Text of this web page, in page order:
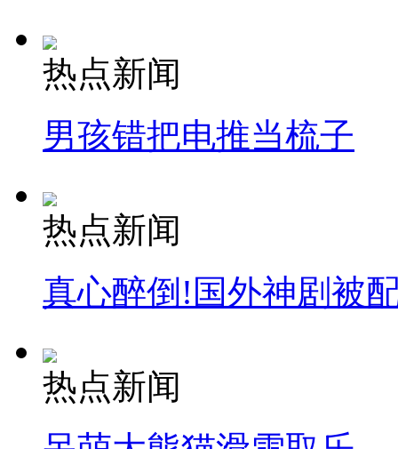
热点新闻
男孩错把电推当梳子
热点新闻
真心醉倒!国外神剧被
热点新闻